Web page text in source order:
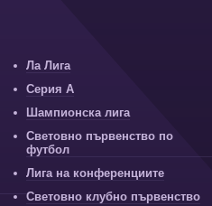
Ла Лига
Серия А
Шампионска лига
Световно първенство по
футбол
Лига на конференциите
Световно клубно първенство